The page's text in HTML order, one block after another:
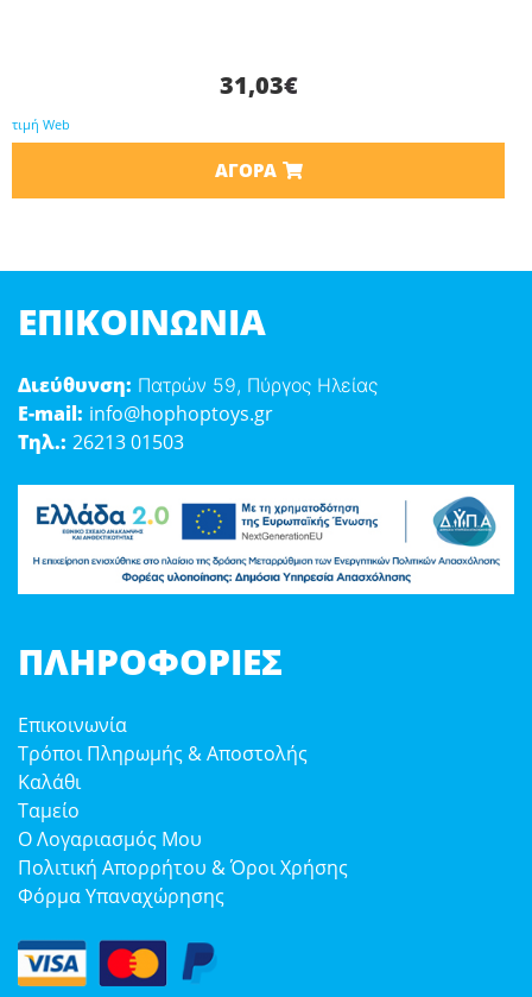
31,03€
τιμή Web
ΑΓΟΡΆ
ΕΠΙΚΟΙΝΩΝΊΑ
Διεύθυνση: Πατρών 59, Πύργος Ηλείας
E-mail: info@hophoptoys.gr
Τηλ.: 26213 01503
ΠΛΗΡΟΦΟΡΊΕΣ
Επικοινωνία
Τρόποι Πληρωμής & Αποστολής
Καλάθι
Ταμείο
Ο Λογαριασμός Μου
Πολιτική Απορρήτου & Όροι Χρήσης
Φόρμα Υπαναχώρησης